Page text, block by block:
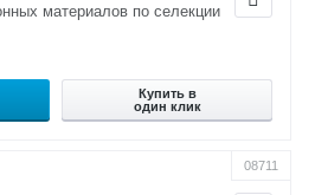
материалов по селекции
Купить в
один клик
08711